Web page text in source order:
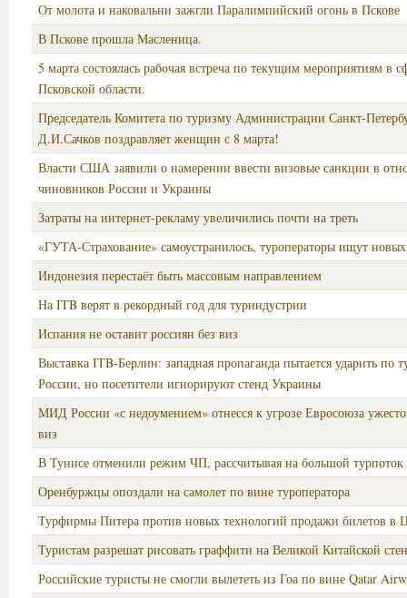
От молота и наковальни зажгли Паралимпийский огонь в Пскове
В Пскове прошла Масленица.
5 марта состоялась рабочая встреча по текущим мероприятиям в
Псковской области.
Председатель Комитета по туризму Администрации Санкт-
Д.И.Сачков поздравляет женщин с 8 марта!
Власти США заявили о намерении ввести визовые санкции в
чиновников России и Украины
Затраты на интернет-рекламу увеличились почти на треть
«ГУТА-Страхование» самоустранилось, туроператоры ищут
Индонезия перестаёт быть массовым направлением
На ITB верят в рекордный год для туриндустрии
Испания не оставит россиян без виз
Выставка ITB-Берлин: западная пропаганда пытается ударить по
России, но посетители игнорируют стенд Украины
МИД России «с недоумением» отнесся к угрозе Евросоюза
виз
В Тунисе отменили режим ЧП, рассчитывая на большой турпоток
Оренбуржцы опоздали на самолет по вине туроператора
Турфирмы Питера против новых технологий продажи билетов в
Туристам разрешат рисовать граффити на Великой Китайской
Российские туристы не смогли вылететь из Гоа по вине Qatar